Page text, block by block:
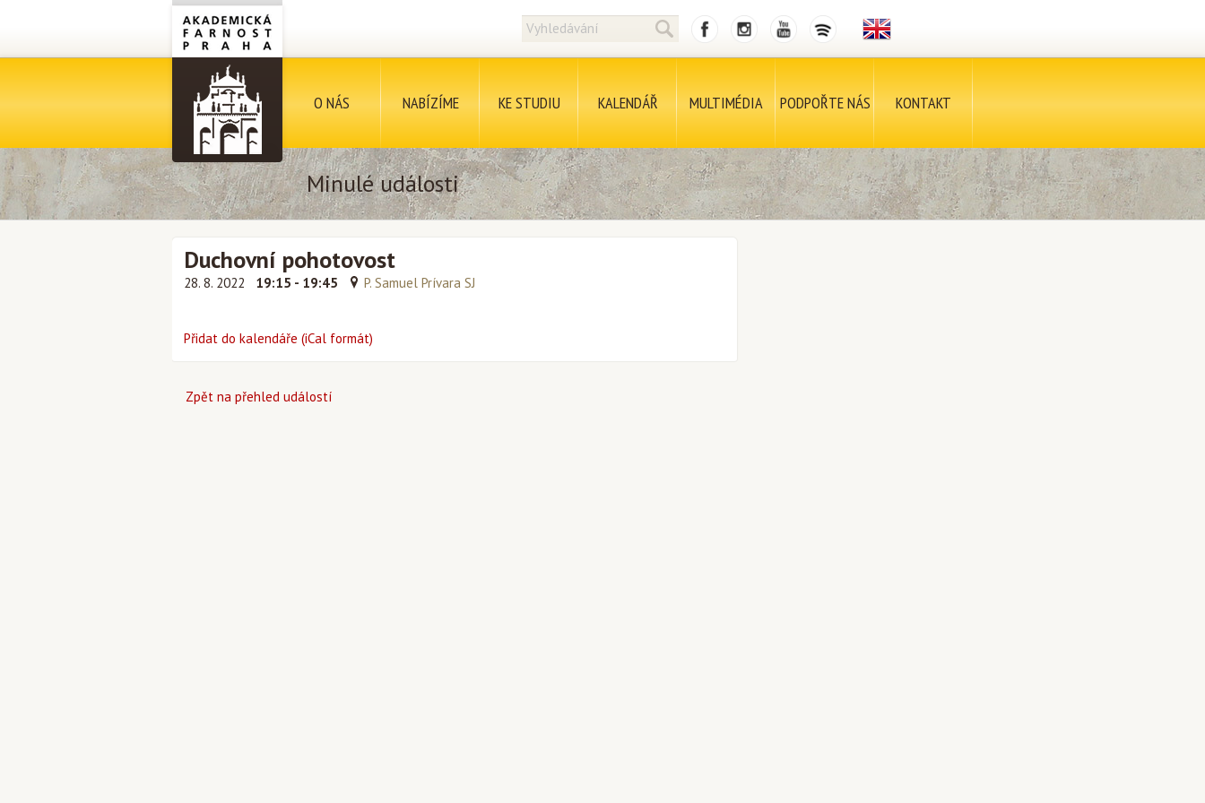
O NÁS NABÍZÍME KE STUDIU KALENDÁŘ MULTIMÉDIA PODPOŘTE NÁS KONTAKT
Minulé události
Duchovní pohotovost
28. 8. 2022 19:15 - 19:45 P. Samuel Prívara SJ
Přidat do kalendáře (iCal formát)
Zpět na přehled událostí